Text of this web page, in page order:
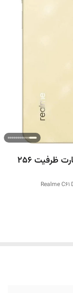
گوشی موبایل ریلمی مدل C61 دو سیم کارت ظرفیت 256
Realme